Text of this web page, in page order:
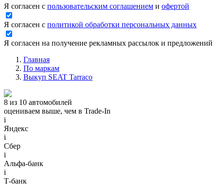
Я согласен с пользовательским соглашением и офертой
Я согласен с политикой обработки персональных данных
Я согласен на получение рекламных рассылок и предложений
Главная
По маркам
Выкуп SEAT Tarraco
8 из 10 автомобилей
оцениваем выше, чем в Trade‑In
i
Яндекс
i
Сбер
i
Альфа-банк
i
Т-банк